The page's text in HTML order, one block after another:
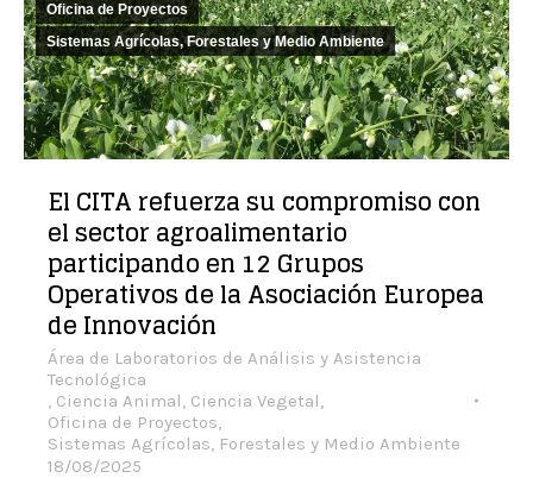
Oficina de Proyectos
Sistemas Agrícolas, Forestales y Medio Ambiente
El CITA refuerza su compromiso con
el sector agroalimentario
participando en 12 Grupos
Operativos de la Asociación Europea
de Innovación
Área de Laboratorios de Análisis y Asistencia
Tecnológica
, Ciencia Animal, Ciencia Vegetal,
Oficina de Proyectos,
Sistemas Agrícolas, Forestales y Medio Ambiente
18/08/2025